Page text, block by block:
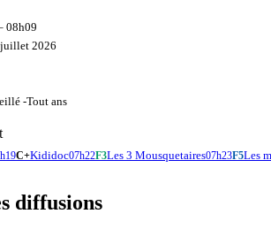
08h09
2026
-Tout ans
C+Kididoc07h22F3Les 3 Mousquetaires07h23F5Les
diffusions